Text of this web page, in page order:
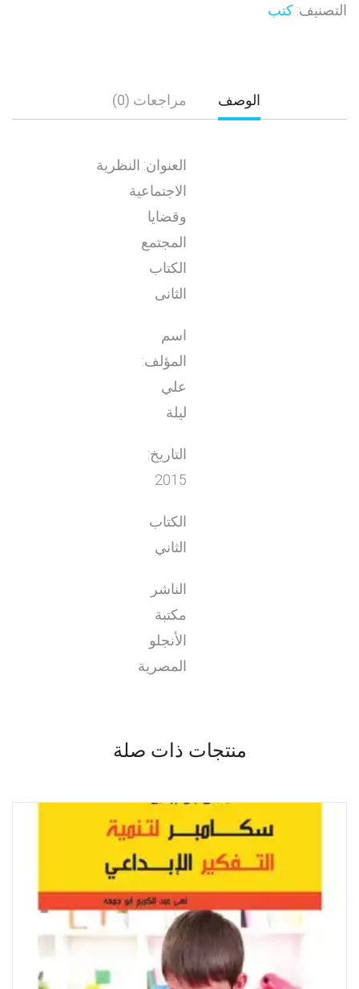
التصنيف: كتب
الوصف مراجعات (0)
العنوان: النظرية
الاجتماعية
وقضايا
المجتمع
الكتاب
الثانى
اسم
المؤلف:
علي
ليلة
التاريخ:
2015
الكتاب
الثاني
الناشر
مكتبة
الأنجلو
المصرية
منتجات ذات صلة